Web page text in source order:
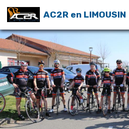
AC2R en LIMOUSIN